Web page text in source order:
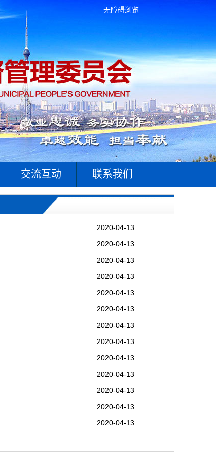
无障碍浏览
交流互动 联系我们
2020-04-13
2020-04-13
2020-04-13
2020-04-13
2020-04-13
2020-04-13
2020-04-13
2020-04-13
2020-04-13
2020-04-13
2020-04-13
2020-04-13
2020-04-13